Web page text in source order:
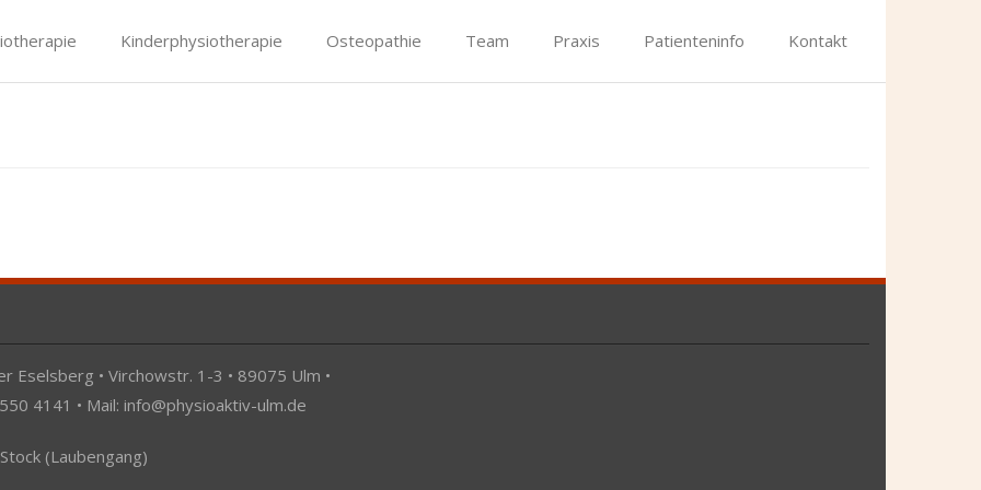
Kinderphysiotherapie Osteopathie Team Praxis Patienteninfo Kontakt
• Virchowstr. 1-3 • 89075 Ulm •
4141 • Mail: info@physioaktiv-ulm.de
(Laubengang)